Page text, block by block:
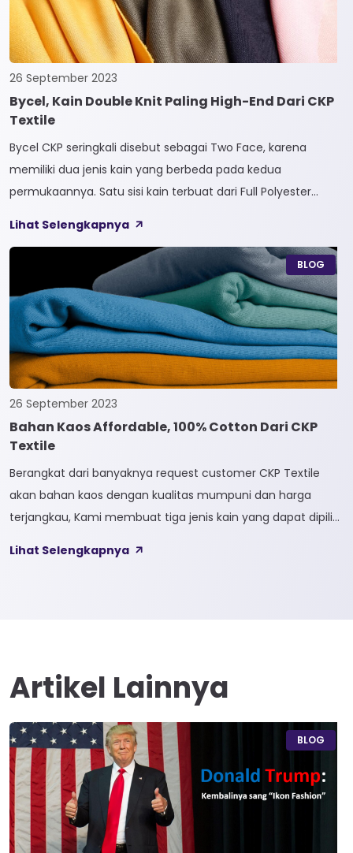
26 September 2023
Bycel, Kain Double Knit Paling High-End Dari CKP
Textile
Bycel CKP seringkali disebut sebagai Two Face, karena
memiliki dua jenis kain yang berbeda pada kedua
permukaannya. Satu sisi kain terbuat dari Full Polyester
Bycel merupakan kain High-End karena bersifat Fungsional,
dapat digunakan sesuai kebutuhan customer. Selain itu,
kain Bycel juga diberi teknologi teranyar yakni pemberian
dua jenis […]
Lihat Selengkapnya
BLOG
26 September 2023
Bahan Kaos Affordable, 100% Cotton Dari CKP
Textile
Berangkat dari banyaknya request customer CKP Textile
akan bahan kaos dengan kualitas mumpuni dan harga
terjangkau, Kami membuat tiga jenis kain yang dapat dipilih
kain yang bahan dasarnya 100% cotton. Softcel juga sering
Lihat Selengkapnya
Artikel Lainnya
BLOG